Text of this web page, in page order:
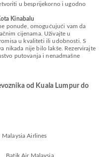
u besprijekorno i ugodno
Kinabalu
ponude, omogućujući vam da
cijenama. Uživajte u
u kvaliteti ili udobnosti. S
nikada nije bilo lakše. Rezervirajte
putovanja i nenadmašne
od Kuala Lumpur do
Malaysia Airlines
Batik Air Malaysia